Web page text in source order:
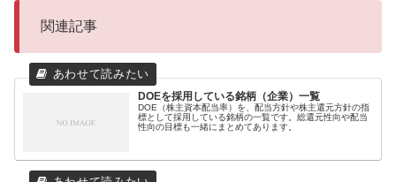
関連記事
DOEを採用している銘柄（企業）一覧
DOE（株主資本配当率）を、配当方針や株主還元方針の指
標として採用している銘柄の一覧です。総還元性向や配当
性向の目標も一緒にまとめてあります。